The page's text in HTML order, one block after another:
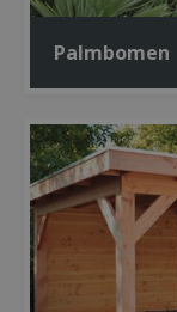
Palmbomen